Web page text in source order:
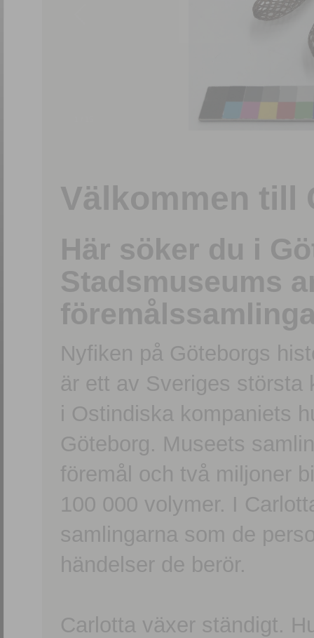
Välkommen till
Här söker du i
Stadsmuseums
Nyfiken på Göteborgs
är ett av Sveriges största
i Ostindiska kompaniets
Göteborg. Museets
föremål och två miljoner
100 000 volymer. I
samlingarna som de
händelser de berör.
Carlotta växer ständigt.